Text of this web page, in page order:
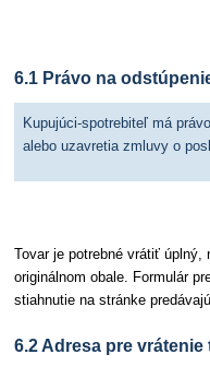
6.1 Právo na
Kupujúci-spotrebiteľ má
alebo uzavretia zmluvy o
Tovar je potrebné vrátiť
originálnom obale. Formulár
stiahnutie na stránke
6.2 Adresa pre vrátenie